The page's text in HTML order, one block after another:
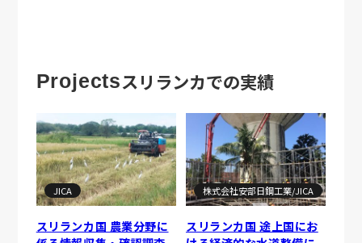
Projectsスリランカでの実績
JICA
スリランカ国 農業分野に
株式会社安部日鋼工業/JICA
スリランカ国 途上国にお